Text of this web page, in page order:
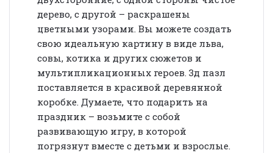
дерево, с другой – раскрашены
цветными узорами. Вы можете создать
свою идеальную картину в виде льва,
совы, котика и других сюжетов и
мультипликационных героев. 3д пазл
поставляется в красивой деревянной
коробке. Думаете, что подарить на
праздник – возьмите с собой
развивающую игру, в которой
погрязнут вместе с детьми и взрослые.